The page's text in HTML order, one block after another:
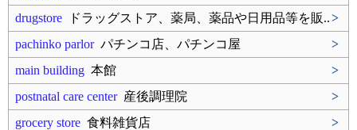
drugstore ドラッグストア、薬局、薬品や日用品等を販..>
pachinko parlorパチンコ店、パチンコ屋
>
main building 本館
>
postnatal care center産後調理院
>
grocery store 食料雑貨店
>